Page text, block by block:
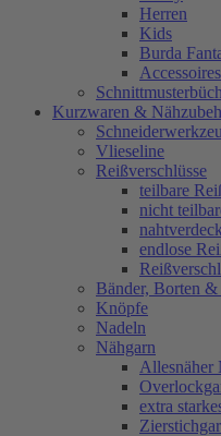
Herren
Kids
Burda
Kurzwaren &
Vlieseline
Reißverschlüsse
teilbare
nicht
endlose
Bänder, Borten
Knöpfe
Nadeln
Nähgarn
Allesnäher
extra